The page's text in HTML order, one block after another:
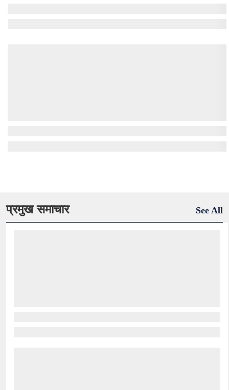
प्रमुख समाचार See All